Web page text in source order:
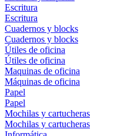
Escritura
Escritura
Cuadernos y blocks
Cuadernos y blocks
Útiles de oficina
Útiles de oficina
Maquinas de oficina
Máquinas de oficina
Papel
Papel
Mochilas y cartucheras
Mochilas y cartucheras